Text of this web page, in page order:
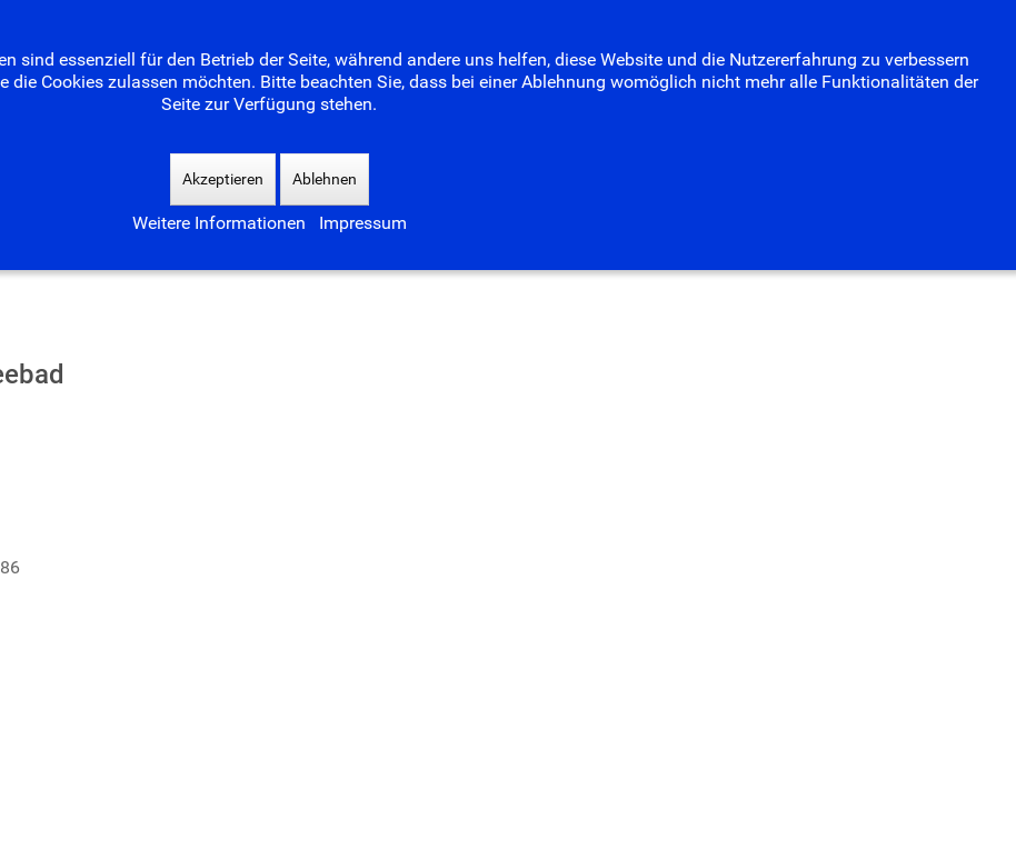
...
sind essenziell für den Betrieb der Seite, während andere uns helfen, diese Website und die Nutzererfahrung zu verbessern
die Cookies zulassen möchten. Bitte beachten Sie, dass bei einer Ablehnung womöglich nicht mehr alle Funktionalitäten der
Seite zur Verfügung stehen.
Akzeptieren Ablehnen
Weitere Informationen Impressum